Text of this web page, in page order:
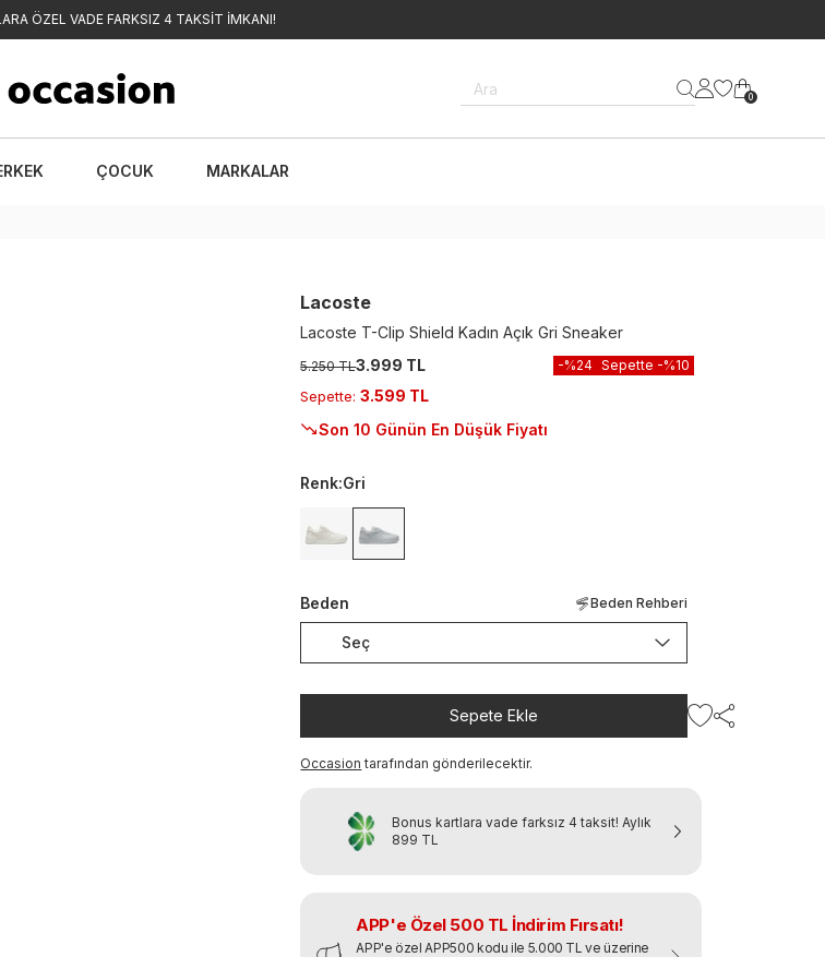
ÖZEL VADE FARKSIZ 4 TAKSİT İMKANI!
Ara 0
ÇOCUK MARKALAR
Lacoste
Lacoste T-Clip Shield Kadın Açık Gri Sneaker
5.250 TL3.999 TL -%24 Sepette -%10
Sepette: 3.599 TL
Son 10 Günün En Düşük Fiyatı
Renk:Gri
Beden Beden Rehberi
Seç
Sepete Ekle
Occasion tarafından gönderilecektir.
Bonus kartlara vade farksız 4 taksit! Aylık
899 TL
APP'e Özel 500 TL İndirim Fırsatı!
APP'e özel APP500 kodu ile 5.000 TL ve üzerine